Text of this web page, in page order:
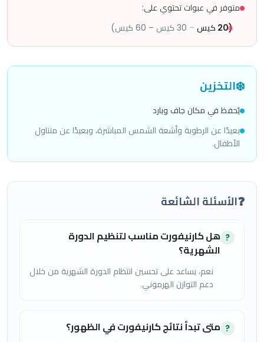
متوفر في عبوات تحتوي على:
(20 كيس
– 30 كيس – 60 كيس)
❄️التخزين
يُحفظ في مكان جاف وبارد
بعيدًا عن الرطوبة وأشعة الشمس المباشرة، وبعيدًا عن متناول
الأطفال.
❓الأسئلة الشائعة
? هل كارنيفورت مناسب لتنظيم الدورة
الشهرية؟
نعم، يساعد على تحسين انتظام الدورة الشهرية من خلال
دعم التوازن الهرموني.
? متى تبدأ نتائج كارنيفورت في الظهور؟